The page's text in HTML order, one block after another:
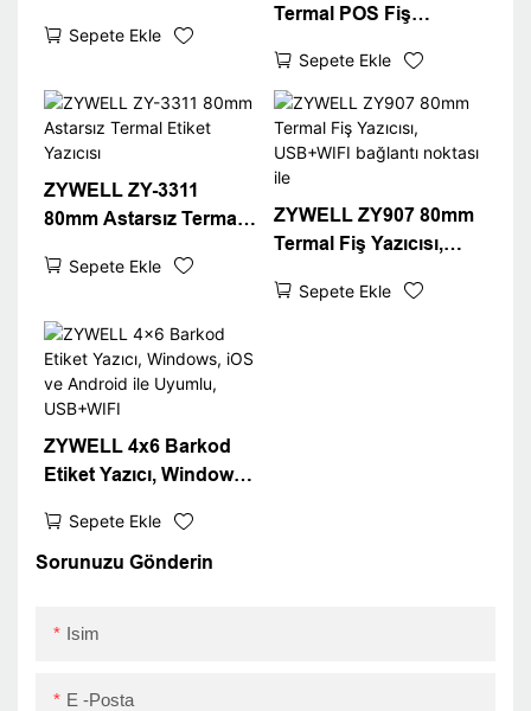
Sepete Ekle
Termal POS Fiş
USB+LAN/USB+WIFI/B
T (isteğe bağlı) Siyah
Sepete Ekle
ZYWELL ZY-3311
80mm Astarsız Termal
Sepete Ekle
ZYWELL ZY907 80mm
Termal Fiş Yazıcısı,
noktası ile
Sepete Ekle
ZYWELL 4x6 Barkod
Etiket Yazıcı, Windows,
Uyumlu, USB+WIFI
Sepete Ekle
Sorunuzu Gönderin
Isim
E -posta